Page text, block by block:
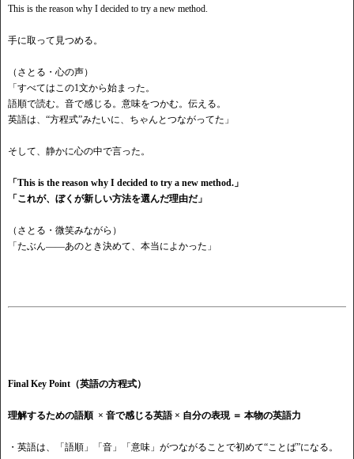
This is the reason why I decided to try a new method.
手に取って見つめる。
（さとる・心の声）
「すべてはこの1文から始まった。
語順で読む。音で感じる。意味をつかむ。伝える。
英語は、 “方程式”みたいに、ちゃんとつながってた」
そして、静かに心の中で言った。
「This is the reason why I decided to try a new method.」
「これが、ぼくが新しい方法を選んだ理由だ」
（さとる・微笑みながら）
「たぶん——あのとき決めて、本当によかった」
Final Key Point（英語の方程式）
理解するための語順 × 音で感じる英語 × 自分の表現 ＝ 本物の英語力
・英語は、「語順」「音」「意味」がつながることで初めて“ことば”になる。